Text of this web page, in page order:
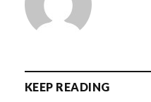
KEEP READING